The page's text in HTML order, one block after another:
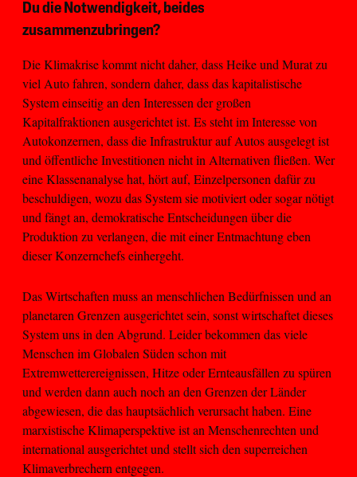
Du die Notwendigkeit, beides
zusammenzubringen?
Die Klimakrise kommt nicht daher, dass Heike und Murat zu
viel Auto fahren, sondern daher, dass das kapitalistische
System einseitig an den Interessen der großen
Kapitalfraktionen ausgerichtet ist. Es steht im Interesse von
Autokonzernen, dass die Infrastruktur auf Autos ausgelegt ist
und öffentliche Investitionen nicht in Alternativen fließen. Wer
eine Klassenanalyse hat, hört auf, Einzelpersonen dafür zu
beschuldigen, wozu das System sie motiviert oder sogar nötigt
und fängt an, demokratische Entscheidungen über die
Produktion zu verlangen, die mit einer Entmachtung eben
dieser Konzernchefs einhergeht.
Das Wirtschaften muss an menschlichen Bedürfnissen und an
planetaren Grenzen ausgerichtet sein, sonst wirtschaftet dieses
System uns in den Abgrund. Leider bekommen das viele
Menschen im Globalen Süden schon mit
Extremwetterereignissen, Hitze oder Ernteausfällen zu spüren
und werden dann auch noch an den Grenzen der Länder
abgewiesen, die das hauptsächlich verursacht haben. Eine
marxistische Klimaperspektive ist an Menschenrechten und
international ausgerichtet und stellt sich den superreichen
Klimaverbrechern entgegen.